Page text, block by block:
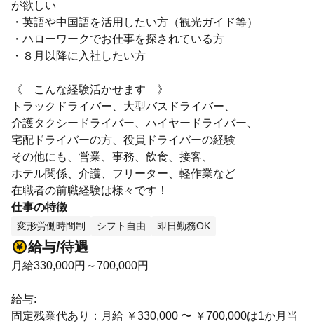
が欲しい
・英語や中国語を活用したい方（観光ガイド等）
・ハローワークでお仕事を探されている方
・８月以降に入社したい方
《 こんな経験活かせます 》
トラックドライバー、大型バスドライバー、
介護タクシードライバー、ハイヤードライバー、
宅配ドライバーの方、役員ドライバーの経験
その他にも、営業、事務、飲食、接客、
ホテル関係、介護、フリーター、軽作業など
在職者の前職経験は様々です！
仕事の特徴
変形労働時間制 シフト自由 即日勤務OK
給与/待遇
月給330,000円～700,000円
給与:
固定残業代あり：月給 ￥330,000 〜 ￥700,000は1か月当